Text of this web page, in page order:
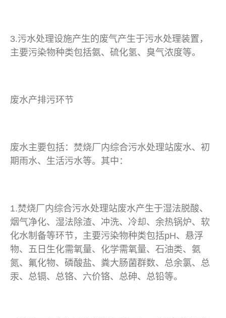
3.污水处理设施产生的废气产生于污水处理装置，
主要污染物种类包括氨、硫化氢、臭气浓度等。
废水产排污环节
废水主要包括：焚烧厂内综合污水处理站废水、初
期雨水、生活污水等。其中：
1.焚烧厂内综合污水处理站废水产生于湿法脱酸、
烟气净化、湿法除渣、冲洗、冷却、余热锅炉、软
化水制备等环节，主要污染物种类包括pH、悬浮
物、五日生化需氧量、化学需氧量、石油类、氨
氮、氟化物、磷酸盐、粪大肠菌群数、总余氯、总
汞、总镉、总铬、六价铬、总砷、总铅等。